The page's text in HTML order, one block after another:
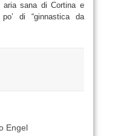
aria sana di Cortina e
di “ginnastica da
Engel